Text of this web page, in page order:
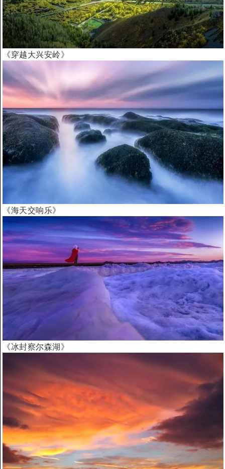
《穿越大兴安岭》
《海天交响乐》
《冰封察尔森湖》